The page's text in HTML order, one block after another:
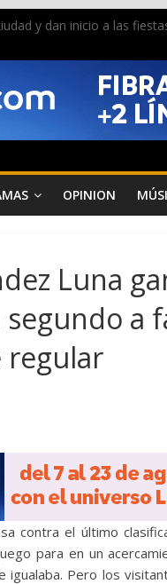
y dan inicio a las
de la memoria
Campo con la
figuras nacionales e
OPINION
Luna
a
regular
contra el último
para en un
Pero los